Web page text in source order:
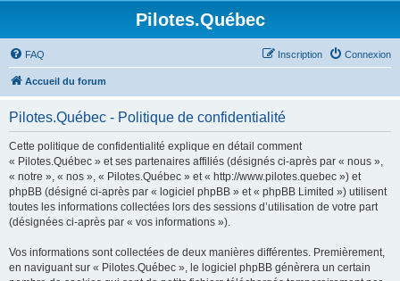
Pilotes.Québec
FAQ Connexion
Inscription
Accueil du forum
Pilotes.Québec - Politique de confidentialité
Cette politique de confidentialité explique en détail comment
« Pilotes.Québec » et ses partenaires affiliés (désignés ci-après par « nous »,
« notre », « nos », « Pilotes.Québec » et « http://www.pilotes.quebec ») et
phpBB (désigné ci-après par « logiciel phpBB » et « phpBB Limited ») utilisent
toutes les informations collectées lors des sessions d’utilisation de votre part
(désignées ci-après par « vos informations »).
Vos informations sont collectées de deux manières différentes. Premièrement,
en naviguant sur « Pilotes.Québec », le logiciel phpBB génèrera un certain